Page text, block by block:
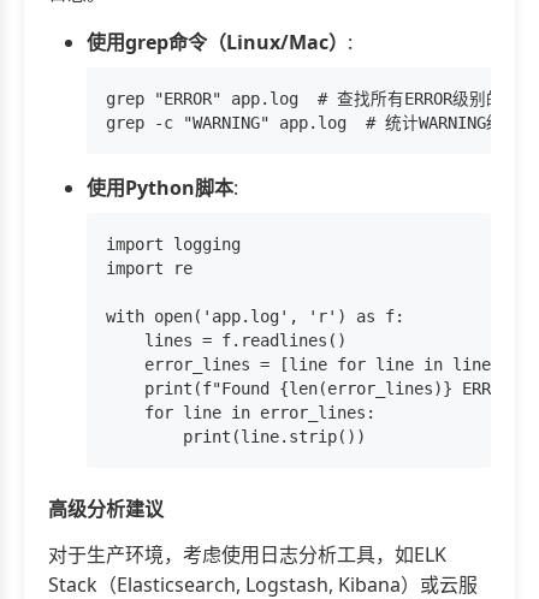
使用grep命令（Linux/Mac） :
grep "ERROR" app.log  # 查找所有ERROR级别的日志
使用Python脚本:
import logging
import re
with open('app.log', 'r') as f:
    lines = f.readlines()
error_lines = [line for line in lines if
print(f"Found {len(error_lines)} ERROR
    for line in error_lines:
高级分析建议
对于生产环境，考虑使用日志分析工具，如ELK
Stack（Elasticsearch, Logstash, Kibana）或云服